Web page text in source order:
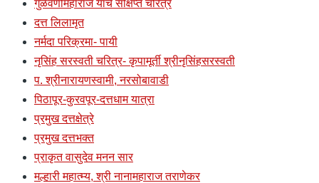
गुळवणीमहाराज यांचे संक्षिप्त चरित्र
दत्त लिलामृत
नर्मदा परिक्रमा- पायी
नृसिंह सरस्वती चरित्र- कृपामूर्ती श्रीनृसिंहसरस्वती
प. श्रीनारायणस्वामी, नरसोबावाडी
पिठापूर-कुरवपूर-दत्तधाम यात्रा
प्रमुख दत्तक्षेत्रे
प्रमुख दत्तभक्त
प्राकृत वासुदेव मनन सार
मल्हारी महात्म्य, श्री नानामहाराज तराणेकर